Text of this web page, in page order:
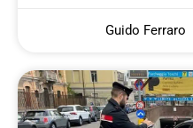
Guido Ferraro